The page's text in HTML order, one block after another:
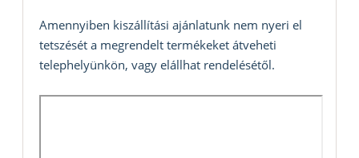
Amennyiben kiszállítási ajánlatunk nem nyeri el
tetszését a megrendelt termékeket átveheti
telephelyünkön, vagy elállhat rendelésétől.